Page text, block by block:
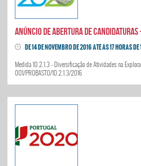
DE 14 DE NOVEMBRO DE 2016 ATÉ ÀS 17 HORAS DE
Medida 10.2.1.3 - Diversificação de Atividades na
001/PROBASTO/10.2.1.3/2016